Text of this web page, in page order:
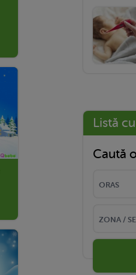
Listă
Caută